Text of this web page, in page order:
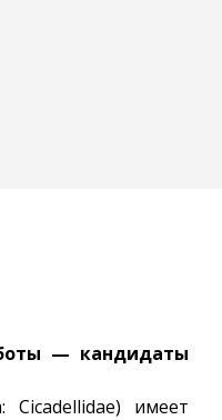
— кандидаты
Cicadellidae) имеет